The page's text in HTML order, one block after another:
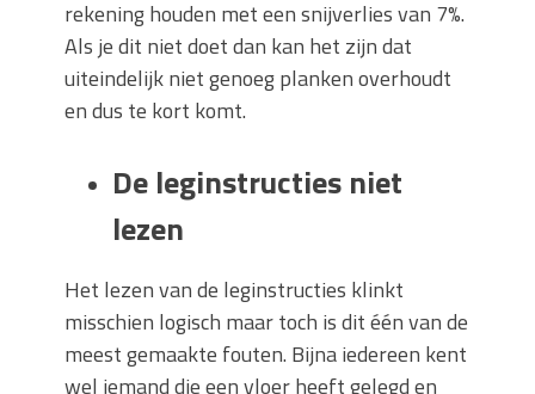
rekening houden met een snijverlies van 7%.
Als je dit niet doet dan kan het zijn dat
uiteindelijk niet genoeg planken overhoudt
en dus te kort komt.
De leginstructies niet
lezen
Het lezen van de leginstructies klinkt
misschien logisch maar toch is dit één van de
meest gemaakte fouten. Bijna iedereen kent
wel iemand die een vloer heeft gelegd en